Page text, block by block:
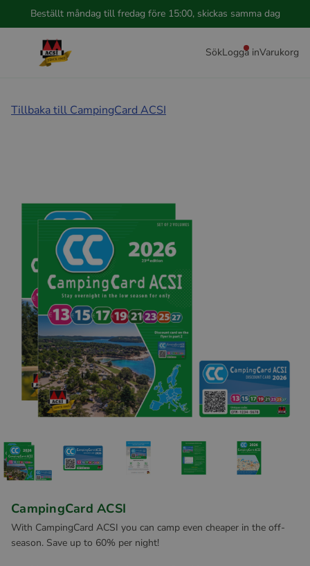
Beställt måndag till fredag före 15:00, skickas samma dag
SökLogga inVarukorg
Tillbaka till CampingCard ACSI
CampingCard ACSI
With CampingCard ACSI you can camp even cheaper in the off-
season. Save up to 60% per night!